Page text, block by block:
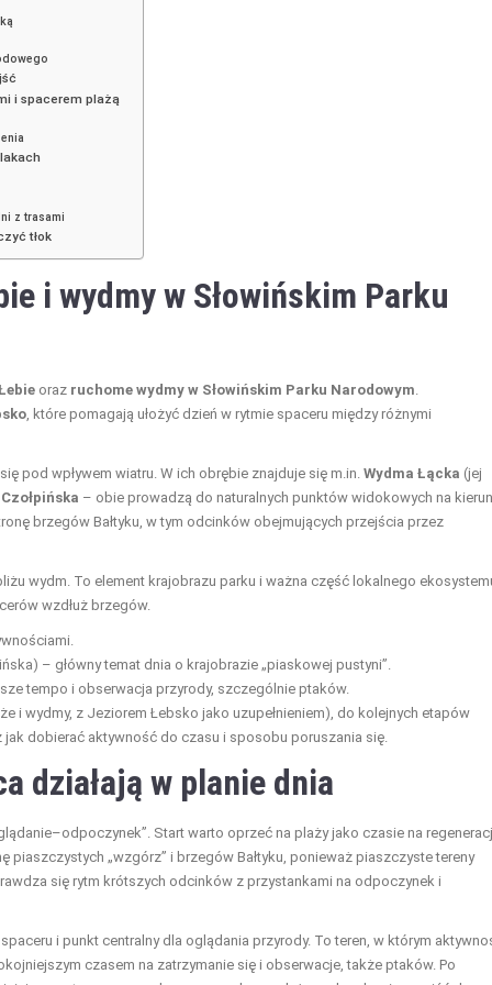
i spacerem plażą
z trasami
tłok
i wydmy w Słowińskim Parku
oraz ruchome wydmy w Słowińskim Parku Narodowym.
, które pomagają ułożyć dzień w rytmie spaceru między różnymi
pod wpływem wiatru. W ich obrębie znajduje się m.in. Wydma Łącka (jej
– obie prowadzą do naturalnych punktów widokowych na
brzegów Bałtyku, w tym odcinków obejmujących przejścia przez
wydm. To element krajobrazu parku i ważna część lokalnego
wzdłuż brzegów.
– główny temat dnia o krajobrazie „piaskowej pustyni”.
tempo i obserwacja przyrody, szczególnie ptaków.
i wydmy, z Jeziorem Łebsko jako uzupełnieniem), do kolejnych etapów
dobierać aktywność do czasu i sposobu poruszania się.
działają w planie dnia
Start warto oprzeć na plaży jako czasie na
piaszczystych „wzgórz” i brzegów Bałtyku, ponieważ piaszczyste tereny
się rytm krótszych odcinków z przystankami na odpoczynek i
i punkt centralny dla oglądania przyrody. To teren, w którym
czasem na zatrzymanie się i obserwacje, także ptaków. Po